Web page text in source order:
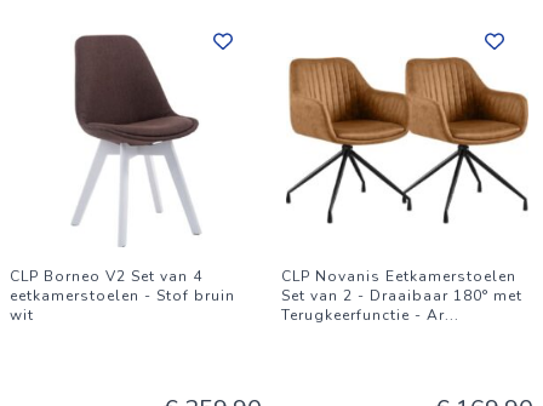
CLP Borneo V2 Set van 4
eetkamerstoelen - Stof bruin
wit
CLP Novanis Eetkamerstoelen
Set van 2 - Draaibaar 180° met
Terugkeerfunctie - Ar...